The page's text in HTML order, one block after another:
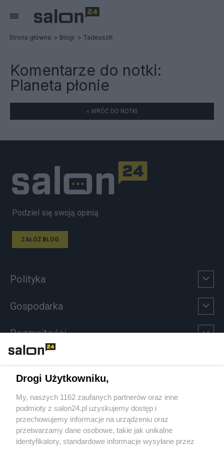
Strona główna Blogi TadeuszK
Komentarze do notki:
Planeta płonie
« WRÓĆ DO NOTKI
Podziel się swoją opinią
ZAŁÓŻ BLOG
Polityka
Gospodarka
Rozmaitości
Sport
Społeczeństwo
Kultura
Drogi Użytkowniku,
My, naszych 1162 zaufanych partnerów oraz inne
podmioty z salon24.pl uzyskujemy dostęp i
przechowujemy informacje na urządzeniu oraz
przetwarzamy dane osobowe, takie jak unikalne
identyfikatory, standardowe informacje wysyłane przez